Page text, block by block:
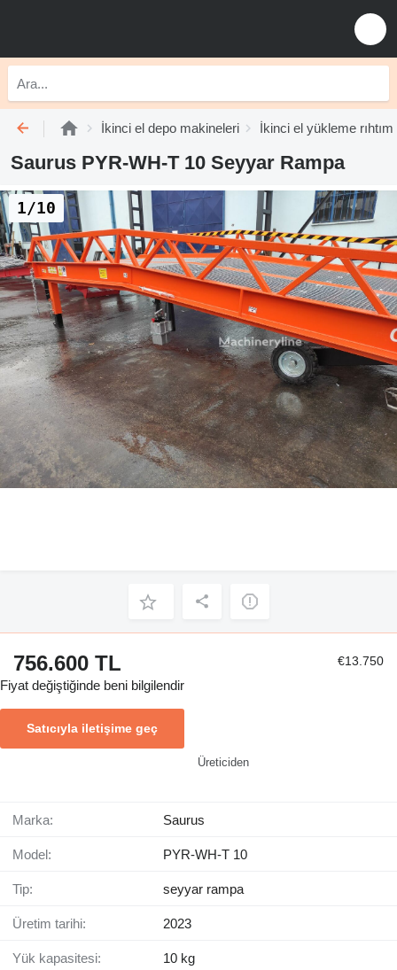
İkinci el depo makineleri İkinci el yükleme
Saurus PYR-WH-T 10 Seyyar Rampa
1/10
756.600 TL €13.750
Fiyat değiştiğinde beni bilgilendir
Satıcıyla iletişime geç
Üreticiden
Marka: Saurus
Model: PYR-WH-T 10
Tip: seyyar rampa
Üretim tarihi: 2023
Yük kapasitesi: 10 kg